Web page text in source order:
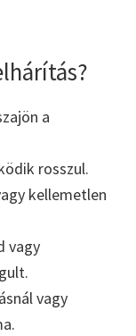
a
rosszul.
kellemetlen
vagy
vagy